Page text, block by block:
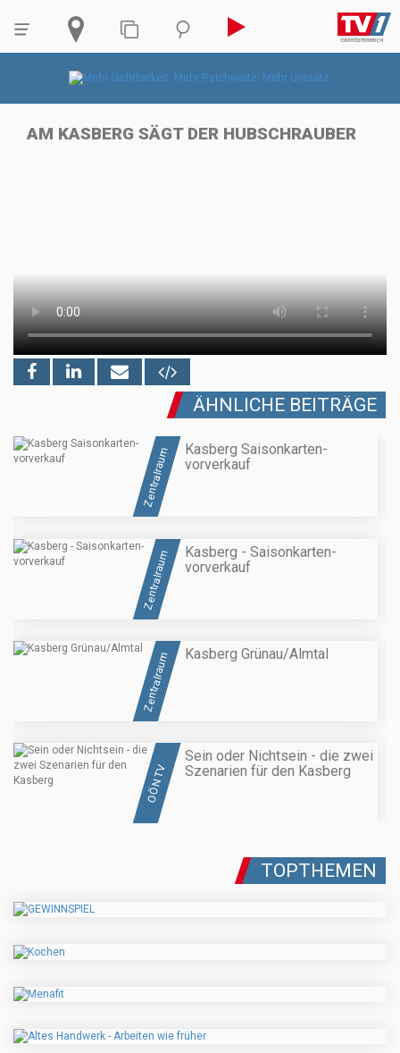
AM KASBERG SÄGT DER HUBSCHRAUBER
ÄHNLICHE BEITRÄGE
Zentralraum
Kasberg Saisonkarten-
vorverkauf
Zentralraum
Kasberg - Saisonkarten-
vorverkauf
Zentralraum Kasberg Grünau/Almtal
OÖN TV
Sein oder Nichtsein - die zwei
Szenarien für den Kasberg
TOPTHEMEN